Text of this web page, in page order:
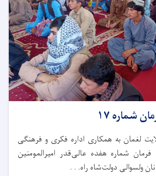
شماره ۱۷
لغمان به همکاری اداره فکری و فرهنگی
فرمان شماره هفده عالی‌قدر امیرالمومنین